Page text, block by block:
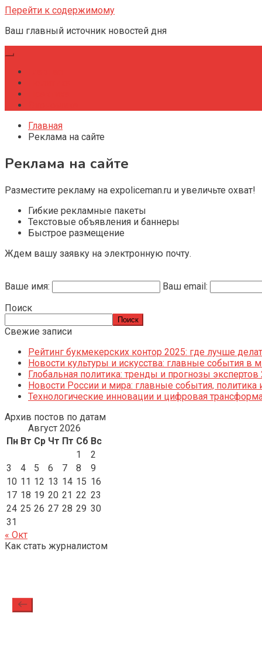
Перейти к содержимому
Ваш главный источник новостей дня
Главная
Реклама на сайте
Реклама на сайте
Разместите рекламу на expoliceman.ru и увеличьте охват!
Гибкие рекламные пакеты
Текстовые объявления и баннеры
Быстрое размещение
Ждем вашу заявку на электронную почту.
Ваше имя:
Ваш email:
Поиск
Поиск
Свежие записи
Рейтинг букмекерских контор 2025: где лучше
Новости культуры и искусства: главные события в
Глобальная политика: тренды и прогнозы экспертов
Новости России и мира: главные события, политика
Технологические инновации и цифровая
Архив постов по датам
Август 2026
Пн Вт Ср Чт Пт Сб Вс
1
2
3
4 5 6 7 8
9
10 11 12 13 14 15 16
17 18 19 20 21 22 23
24 25 26 27 28 29 30
31
« Окт
Как стать журналистом